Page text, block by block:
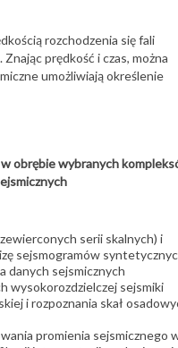
rozchodzenia się fali
prędkość i czas, można
umożliwiają określenie
obrębie wybranych
serii skalnych) i
sejsmogramów
sejsmicznych
wysokorozdzielczej sejsmiki
i rozpoznania skał
promienia sejsmicznego